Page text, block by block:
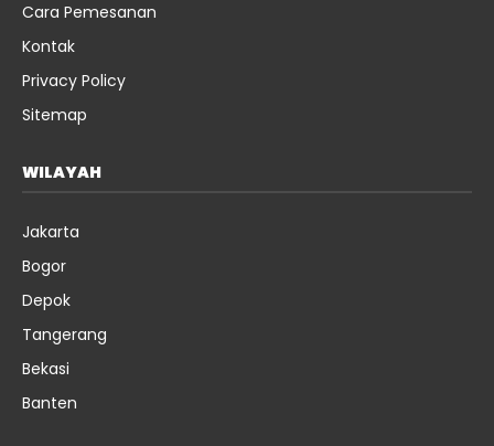
Cara Pemesanan
Kontak
Privacy Policy
Sitemap
WILAYAH
Jakarta
Bogor
Depok
Tangerang
Bekasi
Banten